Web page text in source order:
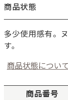
商品状態
多少使用感有。
す。
商品状態につい
商品番号